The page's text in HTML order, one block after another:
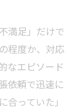
満足」だけで
程度か、対応
なエピソード
依頼で迅速に
っていた」